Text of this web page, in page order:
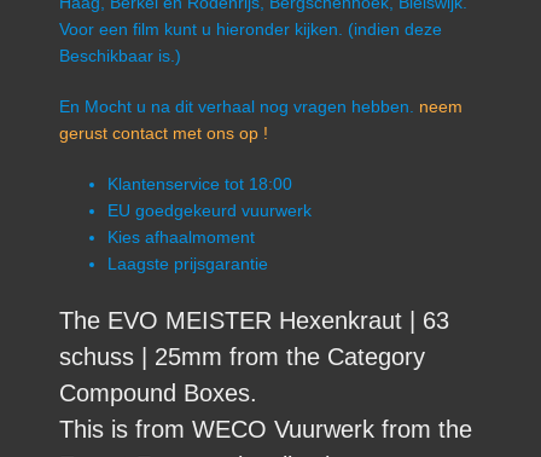
Voor een film kunt u hieronder kijken. (indien deze
Beschikbaar is.)
En Mocht u na dit verhaal nog vragen hebben. neem
gerust contact met ons op !
Klantenservice tot 18:00
EU goedgekeurd vuurwerk
Kies afhaalmoment
Laagste prijsgarantie
The EVO MEISTER Hexenkraut | 63
schuss | 25mm from the Category
Compound Boxes.
This is from WECO Vuurwerk from the